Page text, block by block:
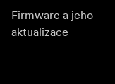
Firmware a jeho
aktualizace